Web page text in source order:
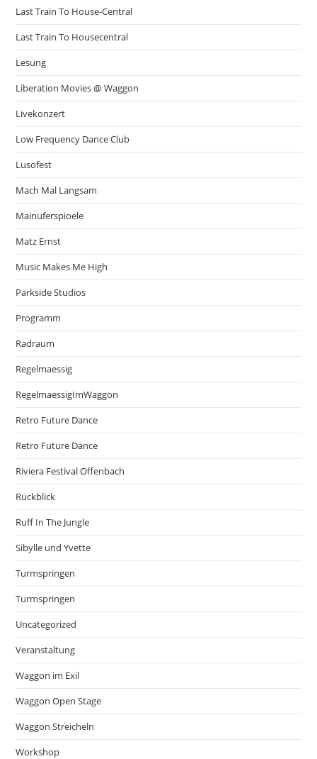
Last Train To House-Central
Last Train To Housecentral
Lesung
Liberation Movies @ Waggon
Livekonzert
Low Frequency Dance Club
Lusofest
Mach Mal Langsam
Mainuferspioele
Matz Ernst
Music Makes Me High
Parkside Studios
Programm
Radraum
Regelmaessig
RegelmaessigImWaggon
Retro Future Dance
Retro Future Dance
Riviera Festival Offenbach
Rückblick
Ruff In The Jungle
Sibylle und Yvette
Turmspringen
Turmspringen
Uncategorized
Veranstaltung
Waggon im Exil
Waggon Open Stage
Waggon Streicheln
Workshop